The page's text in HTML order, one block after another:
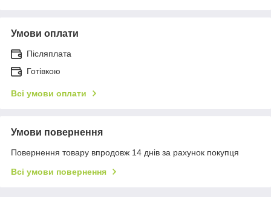
Умови оплати
Післяплата
Готівкою
Всі умови оплати
Умови повернення
Повернення товару впродовж 14 днів за рахунок покупця
Всі умови повернення